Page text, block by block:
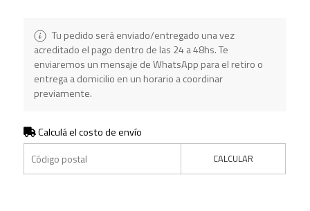
Tu pedido será enviado/entregado una vez
acreditado el pago dentro de las 24 a 48hs. Te
enviaremos un mensaje de WhatsApp para el retiro o
entrega a domicilio en un horario a coordinar
previamente.
Calculá el costo de envío
CALCULAR